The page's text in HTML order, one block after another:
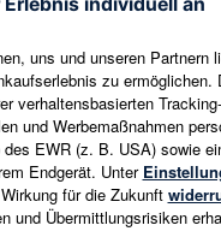
aktuelle Trends,
Dankeschön
ist jederzeit in